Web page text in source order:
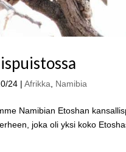
24 |Afrikka Namibia
Namibian Etoshan
joka oli yksi koko